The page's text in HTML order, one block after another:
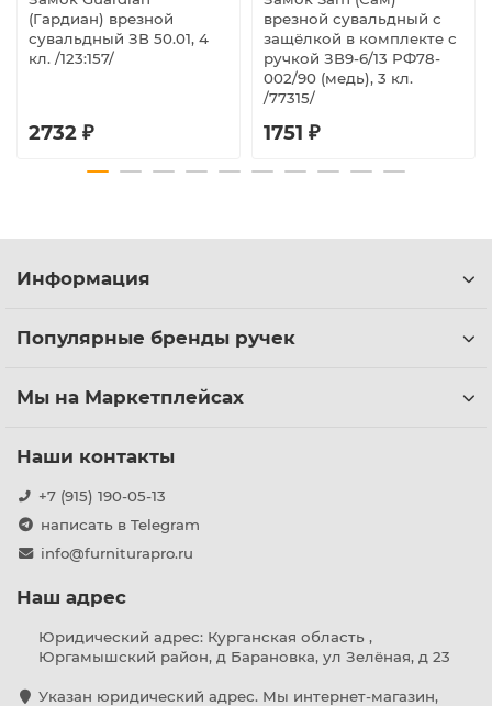
(Гардиан) врезной
сувальдный ЗВ 50.01, 4
кл. /123:157/
2732 ₽
врезной сувальдный с
защёлкой в комплекте с
ручкой ЗВ9-6/13 РФ78-
002/90 (медь), 3 кл.
/77315/
1751 ₽
Информация
Популярные бренды ручек
Мы на Маркетплейсах
Наши контакты
+7 (915) 190-05-13
написать в Telegram
info@furniturapro.ru
Наш адрес
Юридический адрес: Курганская область ,
Юргамышский район, д Барановка, ул Зелёная, д 23
Указан юридический адрес. Мы интернет-магазин,